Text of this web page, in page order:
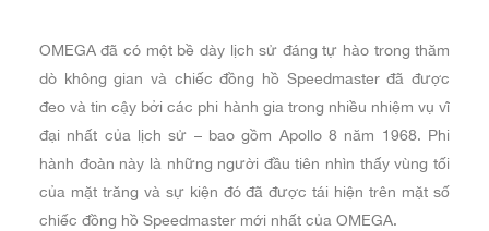
OMEGA đã có một bề dày lịch sử đáng tự hào trong thăm
dò không gian và chiếc đồng hồ Speedmaster đã được
đeo và tin cậy bởi các phi hành gia trong nhiều nhiệm vụ vĩ
đại nhất của lịch sử – bao gồm Apollo 8 năm 1968. Phi
hành đoàn này là những người đầu tiên nhìn thấy vùng tối
của mặt trăng và sự kiện đó đã được tái hiện trên mặt số
chiếc đồng hồ Speedmaster mới nhất của OMEGA.